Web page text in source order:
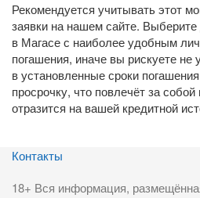
Рекомендуется учитывать этот
заявки на нашем сайте.
в Магасе с наиболее удобным
погашения, иначе вы рискуете не
в установленные сроки
просрочку, что повлечёт за
отразится на вашей кредитной
Контакты
18+ Вся информация,